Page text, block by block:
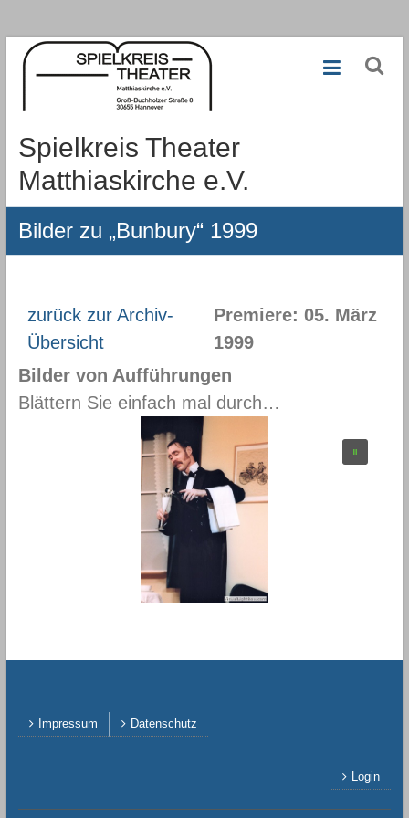
Zum
Inhalt
Spielkreis Theater
Matthiaskirche e.V.
Bilder zu „Bunbury“ 1999
zurück zur Archiv-
Übersicht
Premiere: 05. März
1999
Bilder von Aufführungen
Blättern Sie einfach mal durch…
Impressum Datenschutz
Login